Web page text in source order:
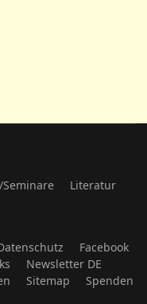
Literatur
Facebook
Newsletter DE
Sitemap
Spenden